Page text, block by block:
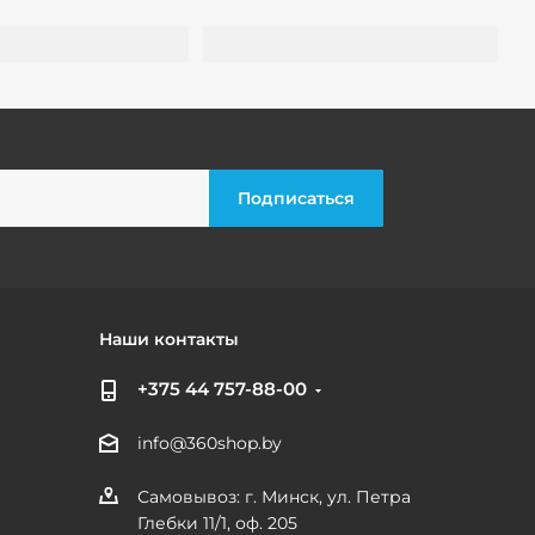
Наши контакты
+375 44 757-88-00
info@360shop.by
Самовывоз: г. Минск, ул. Петра
Глебки 11/1, оф. 205